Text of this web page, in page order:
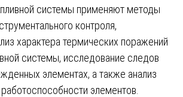
системы применяют методы
контроля,
характера термических поражений
системы, исследование следов
элементах, а также анализ
элементов.